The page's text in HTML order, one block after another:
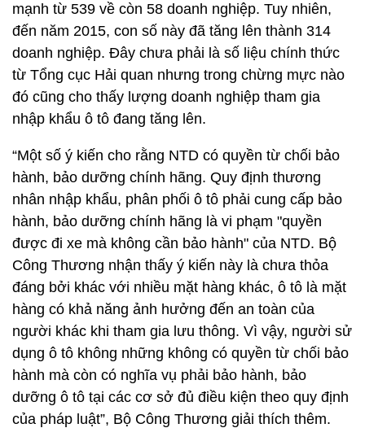
mạnh từ 539 về còn 58 doanh nghiệp. Tuy nhiên,
đến năm 2015, con số này đã tăng lên thành 314
doanh nghiệp. Đây chưa phải là số liệu chính thức
từ Tổng cục Hải quan nhưng trong chừng mực nào
đó cũng cho thấy lượng doanh nghiệp tham gia
nhập khẩu ô tô đang tăng lên.
“Một số ý kiến cho rằng NTD có quyền từ chối bảo
hành, bảo dưỡng chính hãng. Quy định thương
nhân nhập khẩu, phân phối ô tô phải cung cấp bảo
hành, bảo dưỡng chính hãng là vi phạm "quyền
được đi xe mà không cần bảo hành" của NTD. Bộ
Công Thương nhận thấy ý kiến này là chưa thỏa
đáng bởi khác với nhiều mặt hàng khác, ô tô là mặt
hàng có khả năng ảnh hưởng đến an toàn của
người khác khi tham gia lưu thông. Vì vậy, người sử
dụng ô tô không những không có quyền từ chối bảo
hành mà còn có nghĩa vụ phải bảo hành, bảo
dưỡng ô tô tại các cơ sở đủ điều kiện theo quy định
của pháp luật”, Bộ Công Thương giải thích thêm.